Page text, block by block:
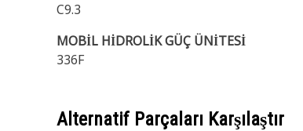
C9.3
MOBİL HİDROLİK GÜÇ ÜNİTESİ
336F
Alternatif Parçaları Karşılaştır